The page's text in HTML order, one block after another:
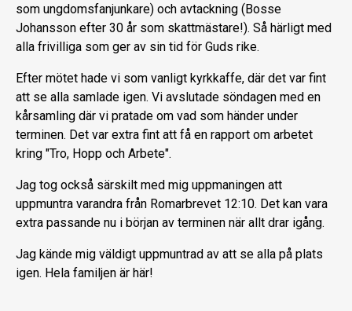
som ungdomsfanjunkare) och avtackning (Bosse
Johansson efter 30 år som skattmästare!). Så härligt med
alla frivilliga som ger av sin tid för Guds rike.
Efter mötet hade vi som vanligt kyrkkaffe, där det var fint
att se alla samlade igen. Vi avslutade söndagen med en
kårsamling där vi pratade om vad som händer under
terminen. Det var extra fint att få en rapport om arbetet
kring "Tro, Hopp och Arbete".
Jag tog också särskilt med mig uppmaningen att
uppmuntra varandra från Romarbrevet 12:10. Det kan vara
extra passande nu i början av terminen när allt drar igång.
Jag kände mig väldigt uppmuntrad av att se alla på plats
igen. Hela familjen är här!